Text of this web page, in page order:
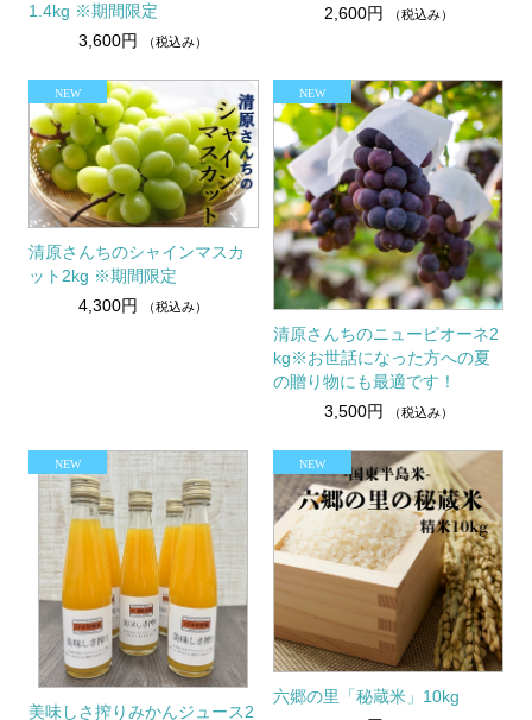
1.4kg ※期間限定
3,600円
（税込み）
2,600円
（税込み）
清原さんちのシャインマスカ
ット2kg ※期間限定
4,300円
（税込み）
清原さんちのニューピオーネ2
kg※お世話になった方への夏
の贈り物にも最適です！
3,500円
（税込み）
美味しさ搾りみかんジュース2
六郷の里「秘蔵米」10kg